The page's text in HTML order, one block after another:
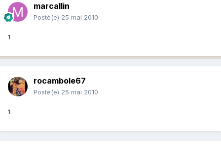
marcallin
Posté(e) 25 mai 2010
1
rocambole67
Posté(e) 25 mai 2010
1